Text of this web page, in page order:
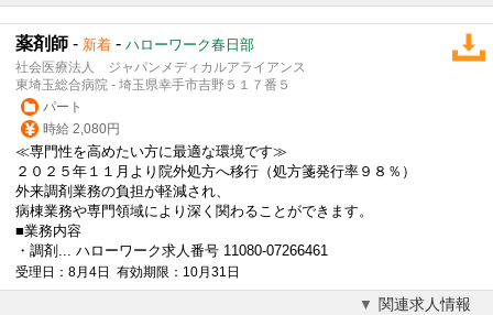
薬剤師 - 新着 - ハローワーク春日部
社会医療法人 ジャパンメディカルアライアンス
東埼玉総合病院 - 埼玉県幸手市吉野５１７番５
パート
時給 2,080円
≪専門性を高めたい方に最適な環境です≫
２０２５年１１月より院外処方へ移行（処方箋発行率９８％）
外来調剤業務の負担が軽減され、
病棟業務や専門領域により深く関わることができます。
■業務内容
・調剤... ハローワーク求人番号 11080-07266461
受理日：8月4日 有効期限：10月31日
関連求人情報